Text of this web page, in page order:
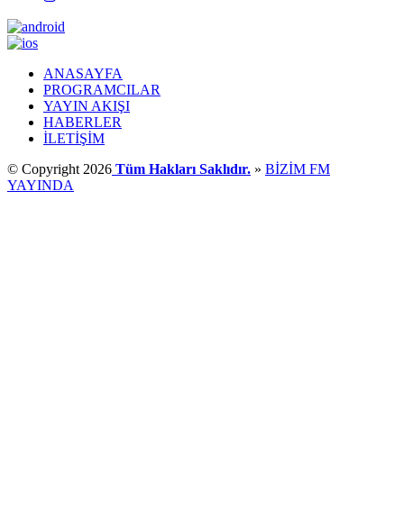
ANASAYFA
PROGRAMCILAR
YAYIN AKIŞI
HABERLER
İLETİŞİM
© Copyright 2026 Tüm Hakları Saklıdır. » BİZİM FM
YAYINDA